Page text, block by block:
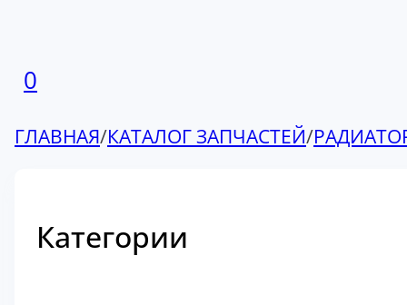
0
ГЛАВНАЯ/КАТАЛОГ ЗАПЧАСТЕЙ/
Категории